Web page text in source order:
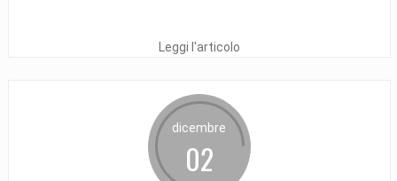
Leggi l'articolo
dicembre
02